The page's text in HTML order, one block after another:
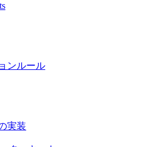
ンルール
実装